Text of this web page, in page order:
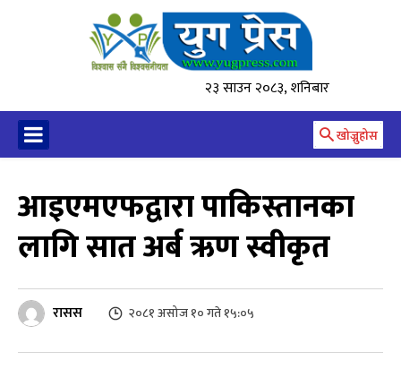
२३ साउन २०८३, शनिबार
खोज्नुहोस
आइएमएफद्वारा पाकिस्तानका
लागि सात अर्ब ऋण स्वीकृत
रासस २०८१ असोज १० गते १५:०५